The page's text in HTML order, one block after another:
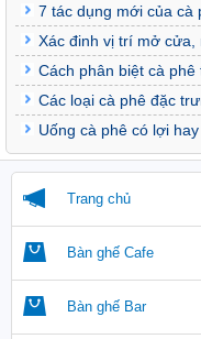
7 tác dụng mới của cà
Xác đinh vị trí mở cửa,
Cách phân biệt cà phê
Các loại cà phê đặc
Uống cà phê có lợi
Trang chủ
Bàn ghế Cafe
Bàn ghế Bar